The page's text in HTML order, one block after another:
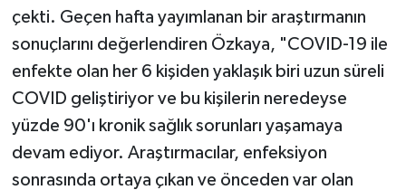
çekti. Geçen hafta yayımlanan bir araştırmanın
sonuçlarını değerlendiren Özkaya, "COVID-19 ile
enfekte olan her 6 kişiden yaklaşık biri uzun süreli
COVID geliştiriyor ve bu kişilerin neredeyse
yüzde 90'ı kronik sağlık sorunları yaşamaya
devam ediyor. Araştırmacılar, enfeksiyon
sonrasında ortaya çıkan ve önceden var olan